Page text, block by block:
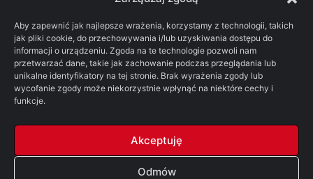
Aby zapewnić jak najlepsze wrażenia, korzystamy z technologii, takich
jak pliki cookie, do przechowywania i/lub uzyskiwania dostępu do
informacji o urządzeniu. Zgoda na te technologie pozwoli nam
przetwarzać dane, takie jak zachowanie podczas przeglądania lub
unikalne identyfikatory na tej stronie. Brak wyrażenia zgody lub
wycofanie zgody może niekorzystnie wpłynąć na niektóre cechy i
funkcje.
Akceptuję
Odmów
recenzja książki
Ród Smoka Silmarillion
SithFrog
Starcie Królów
Star Wars
Szalone Teorie
Tolkienowskie Q&A
Voo
Wieści z Cytadeli